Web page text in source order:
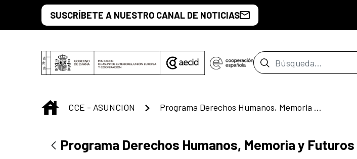
Saltar al contenido principal
SUSCRÍBETE A NUESTRO CANAL DE NOTICIAS
Barra de búsqueda
INICIO
CCE - ASUNCION Programa Derechos Humanos, Memoria y Futuros
Programa Derechos Humanos, Memoria y Futuros